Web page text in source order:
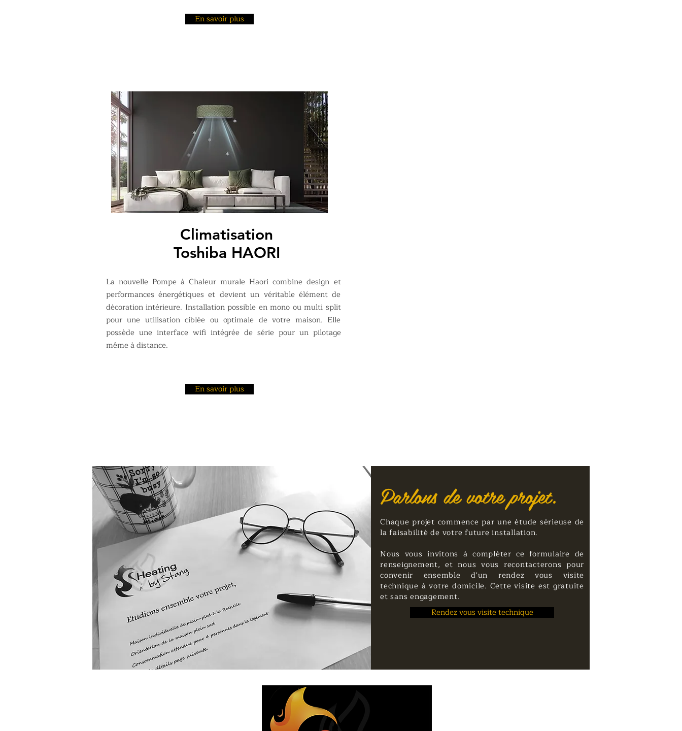
En savoir plus
Climatisation
Toshiba HAORI
La nouvelle Pompe à Chaleur murale Haori combine design et
performances énergétiques et devient un véritable élément de
décoration intérieure. Installation possible en mono ou multi split
pour une utilisation ciblée ou optimale de votre maison. Elle
possède une interface wifi intégrée de série pour un pilotage
même à distance.
En savoir plus
Parlons de votre projet.
Chaque projet commence par une étude sérieuse de
la faisabilité de votre future installation.
Nous vous invitons à compléter ce formulaire de
renseignement, et nous vous recontacterons pour
convenir ensemble d'un rendez vous visite
technique à votre domicile. Cette visite est gratuite
et sans engagement.
Rendez vous visite technique